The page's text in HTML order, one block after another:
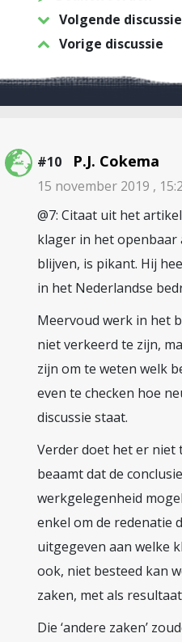
Volgende discussie
Vorige discussie
#10 P.J. Cokema
15 november 2019 ,
@7: Citaat uit het
klager in het openbaar
blijven, is pikant. Hij
in het Nederlandse
Meervoud werk in het
niet verkeerd te zijn,
zijn om te weten welk
even te checken hoe
discussie staat.
Verder doet het er niet
beaamt dat de
werkgelegenheid
enkel om de redenatie
uitgegeven aan welke
ook, niet besteed kan
zaken, met als
Die ‘andere zaken’